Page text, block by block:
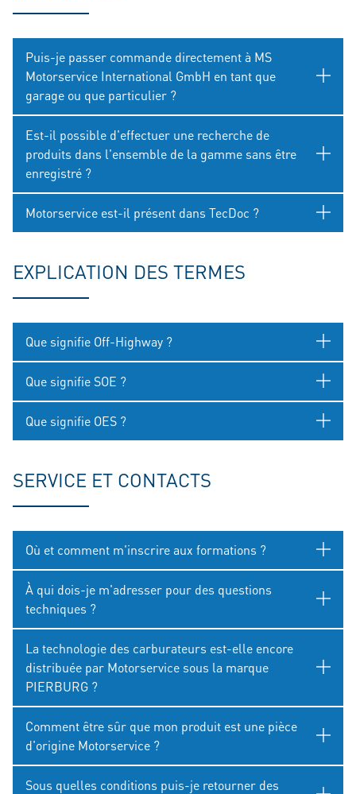
Puis-je passer commande directement à MS
Motorservice International GmbH en tant que
garage ou que particulier ?
Est-il possible d'effectuer une recherche de
produits dans l'ensemble de la gamme sans être
enregistré ?
Motorservice est-il présent dans TecDoc ?
EXPLICATION DES TERMES
Que signifie Off-Highway ?
Que signifie SOE ?
Que signifie OES ?
SERVICE ET CONTACTS
Où et comment m'inscrire aux formations ?
À qui dois-je m'adresser pour des questions
techniques ?
La technologie des carburateurs est-elle encore
distribuée par Motorservice sous la marque
PIERBURG ?
Comment être sûr que mon produit est une pièce
d'origine Motorservice ?
Sous quelles conditions puis-je retourner des